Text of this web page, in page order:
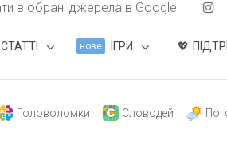
в обрані джерела в Google
нове ІГРИ
Головоломки Словодей